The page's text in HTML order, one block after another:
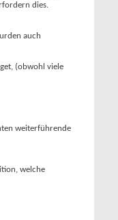
dies.
auch
(obwohl viele
weiterführende
welche